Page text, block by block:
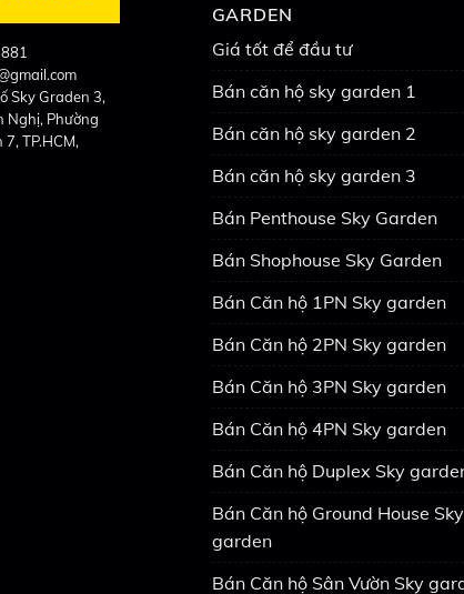
Sky Graden 3,
Nghị, Phường
TP.HCM,
GARDEN
Giá tốt để đầu tư
Bán căn hộ sky garden 1
Bán căn hộ sky garden 2
Bán căn hộ sky garden 3
Bán Penthouse Sky Garden
Bán Shophouse Sky Garden
Bán Căn hộ 1PN Sky garden
Bán Căn hộ 2PN Sky garden
Bán Căn hộ 3PN Sky garden
Bán Căn hộ 4PN Sky garden
Bán Căn hộ Duplex Sky
Bán Căn hộ Ground House Sky
garden
Bán Căn hộ Sân Vườn Sky